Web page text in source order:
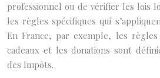
professionnel ou de vérifier les lois
les règles spécifiques qui
En France, par exemple, les
cadeaux et les donations sont
des Impôts.